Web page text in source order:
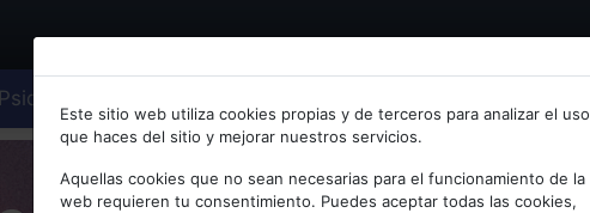
Bienvenid@ a psiquiatria.com
Escribe tu Email
Psiquiatría
Este sitio web utiliza cookies propias y de terceros para analizar el uso
que haces del sitio y mejorar nuestros servicios.
Aquellas cookies que no sean necesarias para el funcionamiento de la
web requieren tu consentimiento. Puedes aceptar todas las cookies,